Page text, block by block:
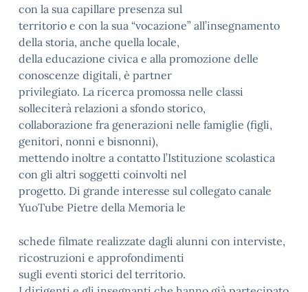
con la sua capillare presenza sul
territorio e con la sua “vocazione” all’insegnamento
della storia, anche quella locale,
della educazione civica e alla promozione delle
conoscenze digitali, è partner
privilegiato. La ricerca promossa nelle classi
solleciterà relazioni a sfondo storico,
collaborazione fra generazioni nelle famiglie (figli,
genitori, nonni e bisnonni),
mettendo inoltre a contatto l’Istituzione scolastica
con gli altri soggetti coinvolti nel
progetto. Di grande interesse sul collegato canale
YuoTube Pietre della Memoria le
schede filmate realizzate dagli alunni con interviste,
ricostruzioni e approfondimenti
sugli eventi storici del territorio.